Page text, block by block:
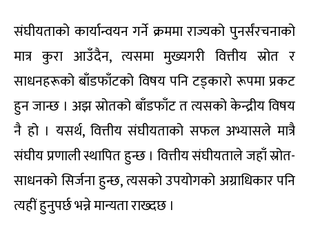
संघीयताको कार्यान्वयन गर्ने क्रममा राज्यको पुनर्संरचनाको
मात्र कुरा आउँदैन, त्यसमा मुख्यगरी वित्तीय स्रोत र
साधनहरूको बाँडफाँटको विषय पनि टड्कारो रूपमा प्रकट
हुन जान्छ । अझ स्रोतको बाँडफाँट त त्यसको केन्द्रीय विषय
नै हो । यसर्थ, वित्तीय संघीयताको सफल अभ्यासले मात्रै
संघीय प्रणाली स्थापित हुन्छ । वित्तीय संघीयताले जहाँ स्रोत-
साधनको सिर्जना हुन्छ, त्यसको उपयोगको अग्राधिकार पनि
त्यहीं हुनुपर्छ भन्ने मान्यता राख्दछ ।